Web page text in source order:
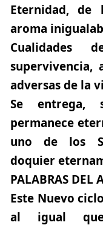
Eternidad, de
aroma
Cualidades
supervivencia,
adversas de la
Se entrega,
permanece
uno de los
doquier
PALABRAS DEL
Este Nuevo
al igual